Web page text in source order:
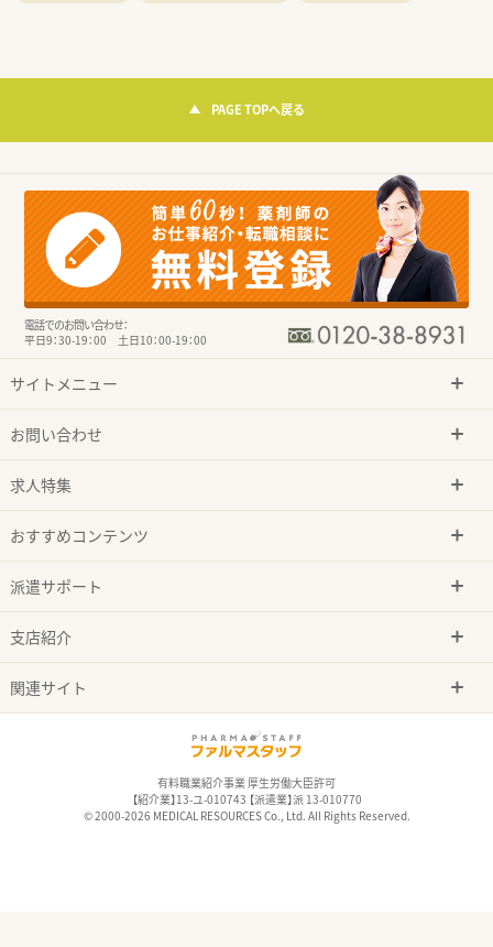
PAGE TOPへ戻る
電話でのお問い合わせ：
平日9：30-19：00 土日10：00-19：00
サイトメニュー
お問い合わせ
求人特集
おすすめコンテンツ
派遣サポート
支店紹介
関連サイト
有料職業紹介事業 厚生労働大臣許可
【紹介業】13-ユ-010743 【派遣業】派 13-010770
© 2000-2026 MEDICAL RESOURCES Co., Ltd. All Rights Reserved.